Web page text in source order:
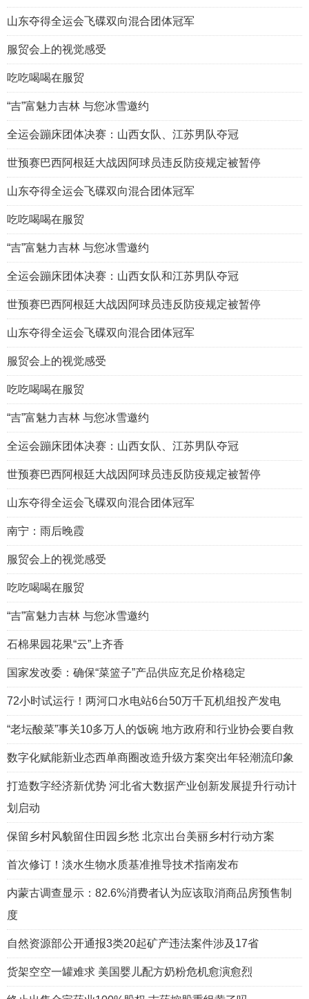
山东夺得全运会飞碟双向混合团体冠军
服贸会上的视觉感受
吃吃喝喝在服贸
“吉”富魅力吉林 与您冰雪邀约
全运会蹦床团体决赛：山西女队、江苏男队夺冠
世预赛巴西阿根廷大战因阿球员违反防疫规定被暂停
山东夺得全运会飞碟双向混合团体冠军
吃吃喝喝在服贸
“吉”富魅力吉林 与您冰雪邀约
全运会蹦床团体决赛：山西女队和江苏男队夺冠
世预赛巴西阿根廷大战因阿球员违反防疫规定被暂停
山东夺得全运会飞碟双向混合团体冠军
服贸会上的视觉感受
吃吃喝喝在服贸
“吉”富魅力吉林 与您冰雪邀约
全运会蹦床团体决赛：山西女队、江苏男队夺冠
世预赛巴西阿根廷大战因阿球员违反防疫规定被暂停
山东夺得全运会飞碟双向混合团体冠军
南宁：雨后晚霞
服贸会上的视觉感受
吃吃喝喝在服贸
“吉”富魅力吉林 与您冰雪邀约
石棉果园花果“云”上齐香
国家发改委：确保“菜篮子”产品供应充足价格稳定
72小时试运行！两河口水电站6台50万千瓦机组投产发电
“老坛酸菜”事关10多万人的饭碗 地方政府和行业协会要自救
数字化赋能新业态西单商圈改造升级方案突出年轻潮流印象
打造数字经济新优势 河北省大数据产业创新发展提升行动计
划启动
保留乡村风貌留住田园乡愁 北京出台美丽乡村行动方案
首次修订！淡水生物水质基准推导技术指南发布
内蒙古调查显示：82.6%消费者认为应该取消商品房预售制
度
自然资源部公开通报3类20起矿产违法案件涉及17省
货架空空一罐难求 美国婴儿配方奶粉危机愈演愈烈